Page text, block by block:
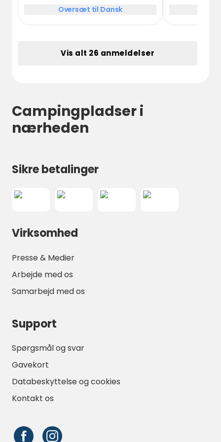
hjælpsom og imødekommende.
Jeg kommer igen.
Oversæt til Dansk
allerdings
Vis alt 26 anmeldelser
Campingpladser i
nærheden
Sikre betalinger
Virksomhed
Presse & Medier
Arbejde med os
Samarbejd med os
Support
Spørgsmål og svar
Gavekort
Databeskyttelse og cookies
Kontakt os